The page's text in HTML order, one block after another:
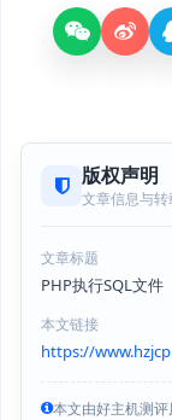
版权声明
文章信息与转
文章标题
PHP执行SQL文件
本文链接
https://
本文由好主机测